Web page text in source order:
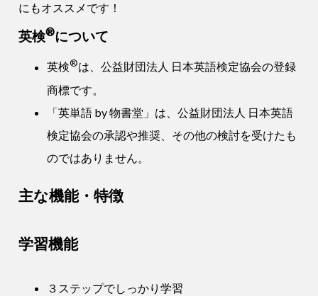
にもオススメです！
英検®について
英検®は、公益財団法人 日本英語検定協会の登録
商標です。
「英単語 by 物書堂」は、公益財団法人 日本英語
検定協会の承認や推奨、その他の検討を受けたも
のではありません。
主な機能・特徴
学習機能
３ステップでしっかり学習